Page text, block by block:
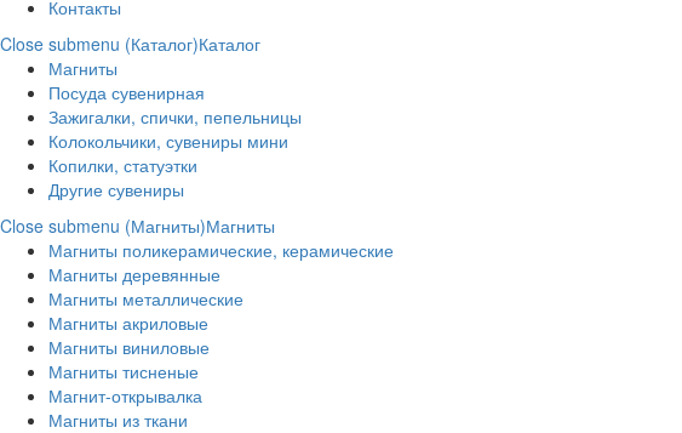
Контакты
Close submenu (Каталог)Каталог
Магниты
Посуда сувенирная
Зажигалки, спички, пепельницы
Колокольчики, сувениры мини
Копилки, статуэтки
Другие сувениры
Close submenu (Магниты)Магниты
Магниты поликерамические, керамические
Магниты деревянные
Магниты металлические
Магниты акриловые
Магниты виниловые
Магниты тисненые
Магнит-открывалка
Магниты из ткани